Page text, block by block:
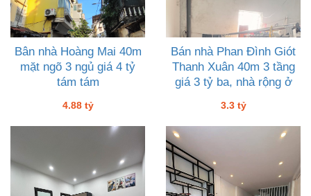
Bân nhà Hoàng Mai 40m
mặt ngõ 3 ngủ giá 4 tỷ
tám tám
4.88 tỷ
Bán nhà Phan Đình Giót
Thanh Xuân 40m 3 tầng
giá 3 tỷ ba, nhà rộng ở
3.3 tỷ